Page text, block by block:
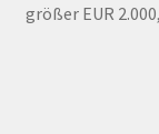
größer EUR